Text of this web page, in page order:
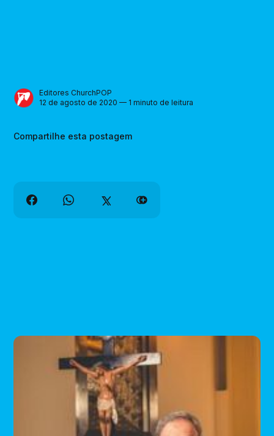
Editores ChurchPOP
12 de agosto de 2020 — 1 minuto de leitura
Compartilhe esta postagem